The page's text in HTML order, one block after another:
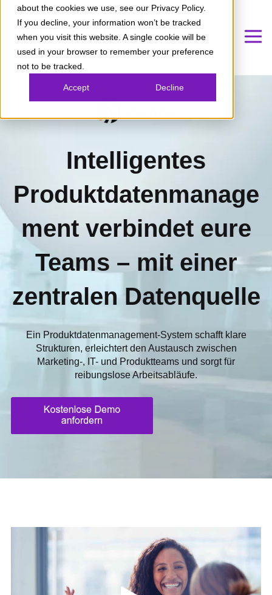
about the cookies we use, see our Privacy Policy.
If you decline, your information won’t be tracked
when you visit this website. A single cookie will be
used in your browser to remember your preference
not to be tracked.
Accept Decline
Intelligentes
Produktdatenmanage
ment verbindet eure
Teams – mit einer
zentralen Datenquelle
Ein Produktdatenmanagement-System schafft klare
Strukturen, erleichtert den Austausch zwischen
Marketing-, IT- und Produktteams und sorgt für
reibungslose Arbeitsabläufe.